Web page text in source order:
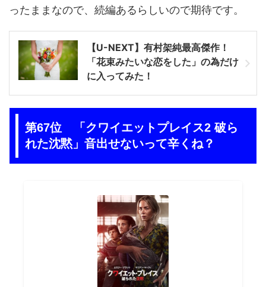
ったままなので、続編あるらしいので期待です。
【U-NEXT】有村架純最高傑作！
「花束みたいな恋をした」の為だけ
に入ってみた！
第67位 「クワイエットプレイス2 破ら
れた沈黙」音出せないって辛くね？